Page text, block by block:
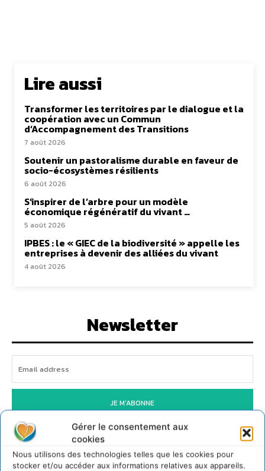
Gérer le consentement aux
cookies
Nous utilisons des technologies telles que les cookies pour
stocker et/ou accéder aux informations relatives aux appareils.
Lire aussi
Transformer les territoires par le dialogue et la
coopération avec un Commun
d’Accompagnement des Transitions
7 août 2026
Soutenir un pastoralisme durable en faveur de
socio-écosystèmes résilients
6 août 2026
S’inspirer de l’arbre pour un modèle
économique régénératif du vivant …
5 août 2026
IPBES : le « GIEC de la biodiversité » appelle les
entreprises à devenir des alliées du vivant
4 août 2026
Newsletter
JE M'ABONNE